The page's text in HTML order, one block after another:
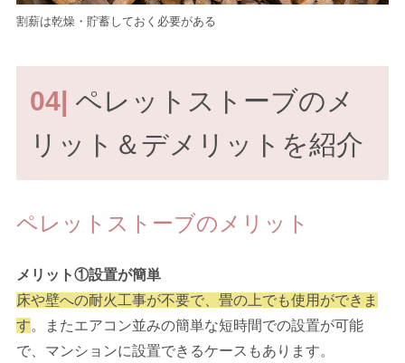
割薪は乾燥・貯蓄しておく必要がある
04| ペレットストーブのメ
リット＆デメリットを紹介
ペレットストーブのメリット
メリット①設置が簡単
床や壁への耐火工事が不要で、畳の上でも使用ができま
す。またエアコン並みの簡単な短時間での設置が可能
で、マンションに設置できるケースもあります。